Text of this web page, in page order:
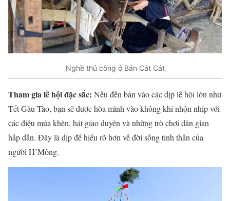
Nghề thủ công ở Bản Cát Cát
Tham gia lễ hội đặc sắc: Nếu đến bản vào các dịp lễ hội lớn như
Tết Gàu Tào, bạn sẽ được hòa mình vào không khí nhộn nhịp với
các điệu múa khèn, hát giao duyên và những trò chơi dân gian
hấp dẫn. Đây là dịp để hiểu rõ hơn về đời sống tinh thần của
người H’Mông.